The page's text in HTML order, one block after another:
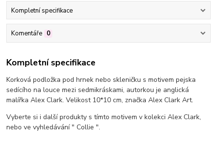
Kompletní specifikace
Komentáře 0
Kompletní specifikace
Korková podložka pod hrnek nebo skleničku s motivem pejska
sedícího na louce mezi sedmikráskami, autorkou je anglická
malířka Alex Clark. Velikost 10*10 cm, značka Alex Clark Art.
Vyberte si i další produkty s tímto motivem v kolekci Alex Clark,
nebo ve vyhledávání " Collie ".